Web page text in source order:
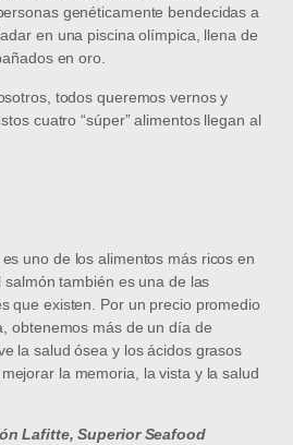
genéticamente bendecidas a
en una piscina olímpica, llena de
en oro.
todos queremos vernos y
cuatro “súper” alimentos llegan al
uno de los alimentos más ricos en
también es una de las
que existen. Por un precio promedio
obtenemos más de un día de
la salud ósea y los ácidos grasos
la memoria, la vista y la salud
Lafitte, Superior Seafood